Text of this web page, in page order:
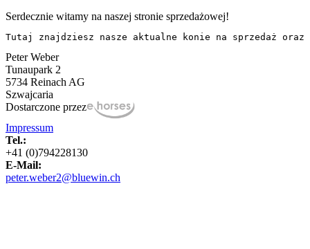
Serdecznie witamy na naszej stronie sprzedażowej!
Tutaj znajdziesz nasze aktualne konie na sprzedaż
Peter Weber
Tunaupark 2
5734 Reinach AG
Szwajcaria
Dostarczone przez
Impressum
Tel.:
+41 (0)794228130
E-Mail:
peter.weber2@bluewin.ch